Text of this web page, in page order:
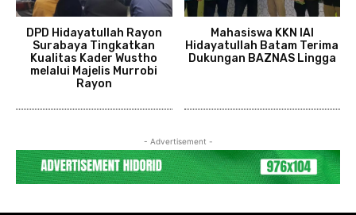
DPD Hidayatullah Rayon
Surabaya Tingkatkan
Kualitas Kader Wustho
melalui Majelis Murrobi
Rayon
Mahasiswa KKN IAI
Hidayatullah Batam Terima
Dukungan BAZNAS Lingga
- Advertisement -